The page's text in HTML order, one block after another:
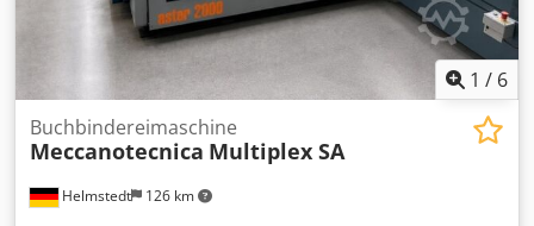
1 / 6
Helmstedt 126 km
Buchbindereimaschine
Meccanotecnica Multiplex SA